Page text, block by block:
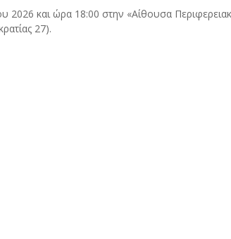
και ώρα 18:00 στην «Αίθουσα
27).